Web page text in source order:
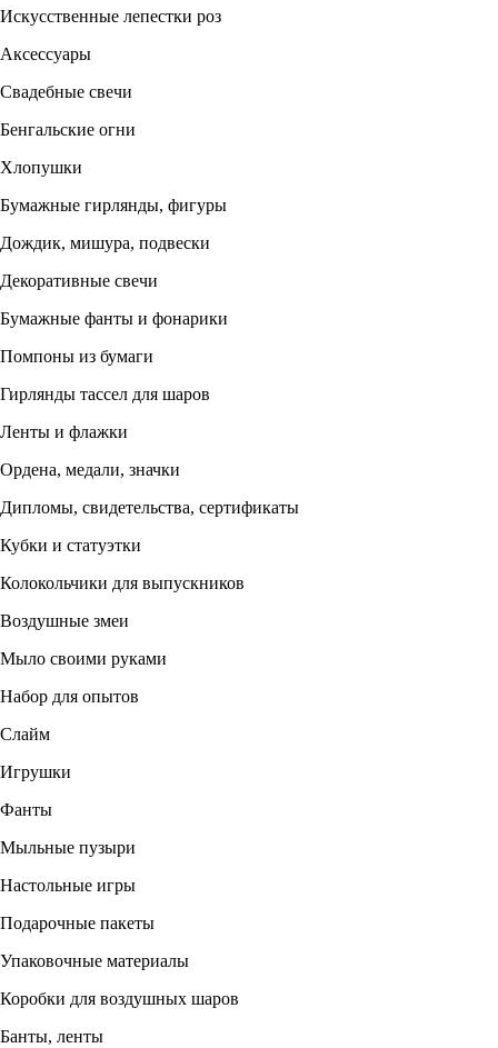
Искусственные лепестки роз
Аксессуары
Свадебные свечи
Бенгальские огни
Хлопушки
Бумажные гирлянды, фигуры
Дождик, мишура, подвески
Декоративные свечи
Бумажные фанты и фонарики
Помпоны из бумаги
Гирлянды тассел для шаров
Ленты и флажки
Ордена, медали, значки
Дипломы, свидетельства, сертификаты
Кубки и статуэтки
Колокольчики для выпускников
Воздушные змеи
Мыло своими руками
Набор для опытов
Слайм
Игрушки
Фанты
Мыльные пузыри
Настольные игры
Подарочные пакеты
Упаковочные материалы
Коробки для воздушных шаров
Банты, ленты